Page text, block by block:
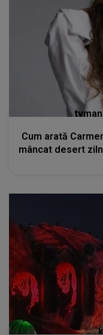
Cum arată
mâncat desert